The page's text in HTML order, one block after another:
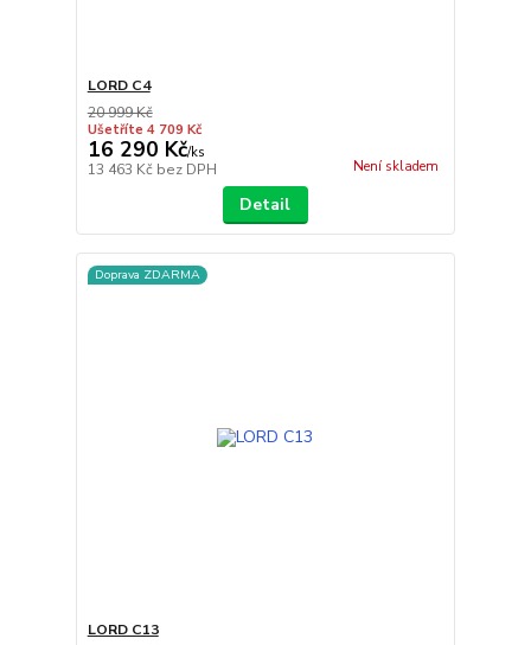
LORD C4
20 999 Kč
Ušetříte 4 709 Kč
16 290 Kč/ks
13 463 Kč bez DPH Není skladem
Detail
Doprava ZDARMA
LORD C13